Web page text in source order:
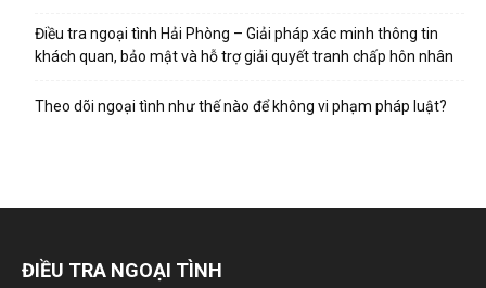
Điều tra ngoại tình Hải Phòng – Giải pháp xác minh thông tin
khách quan, bảo mật và hỗ trợ giải quyết tranh chấp hôn nhân
Theo dõi ngoại tình như thế nào để không vi phạm pháp luật?
ĐIỀU TRA NGOẠI TÌNH